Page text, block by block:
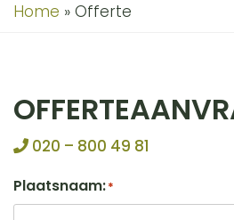
Home » Offerte
020 – 800 49 81
Plaatsnaam:*